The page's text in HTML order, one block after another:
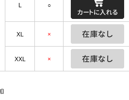
L ○
XL ×
XXL ×